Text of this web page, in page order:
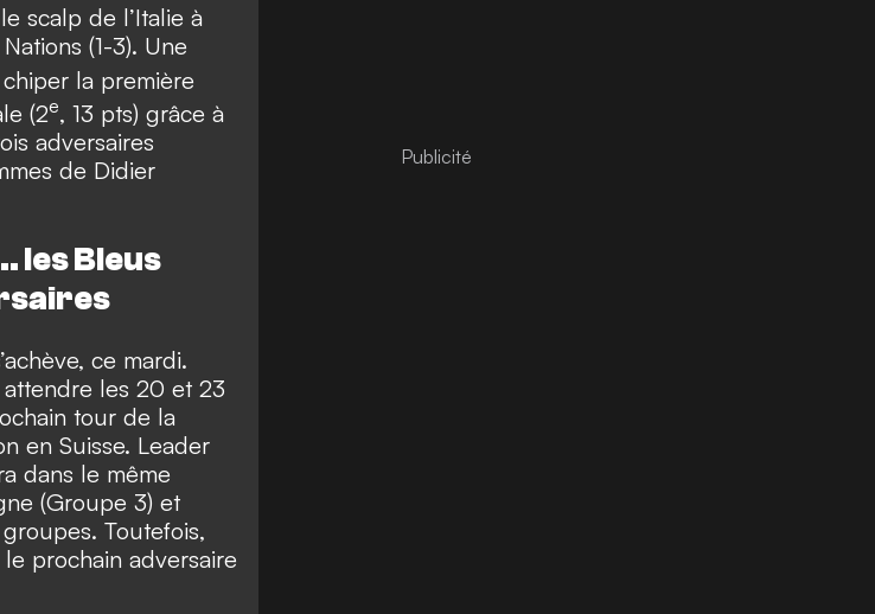
scalp de l’Italie à
(1-3). Une
la première
(2e, 13 pts) grâce à
adversaires
de Didier
les Bleus
ce mardi.
les 20 et 23
tour de la
en Suisse. Leader
dans le même
(Groupe 3) et
Toutefois,
prochain adversaire